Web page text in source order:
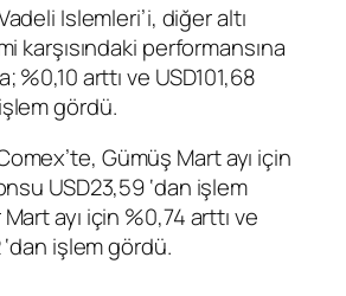
Islemleri’i, diğer altı
karşısındaki performansına
%0,10 arttı ve USD101,68
gördü.
Gümüş Mart ayı için
USD23,59 ‘dan işlem
Mart ayı için %0,74 arttı ve
işlem gördü.